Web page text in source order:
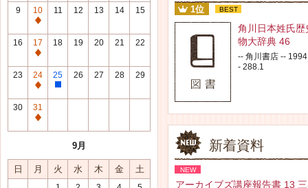
常
休
館
日
9
10
通
常
休
館
日
11 12 13 14 15
16
17
通
常
休
館
日
18 19 20 21 22
23
24
通
常
休
館
25
整
修
26 27 28 29
30
31
通
館
日
9月
日 月 火 水 木 金 土
1位 BEST
角川日本姓氏歴
物大辞典 46
-- 角川書店 --
- 288.1
新着資料
NEW
アーカイブズ講座報告書 13